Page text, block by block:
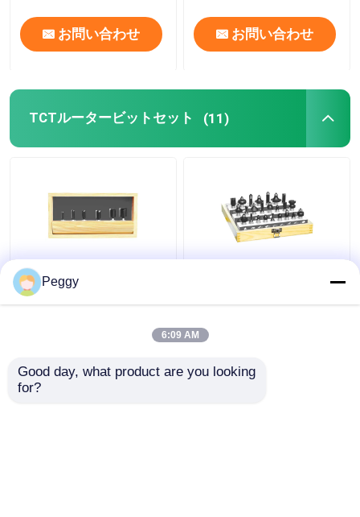
ビットを切り分けるCNC
固体炭化物の螺線形のカッター
ボーリングドリルビット
ハイスステップドリル
アニュラーカッター
炭化物によってひっくり返された穴は見た
お問い合わせ お問い合わせ
TCTルータービットセット (11)
まっすぐな6pcs TCTの
ルーター ビットは1/4
ーター ビットを置いた
Peggy
6:09 AM
Good day, what product are you looking
for?